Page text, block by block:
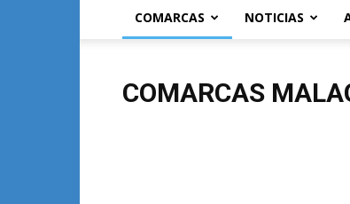
COMARCAS NOTICIAS
COMARCAS